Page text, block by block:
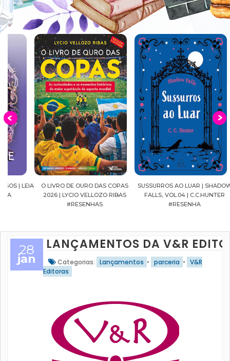
O LIVRO DE OURO DAS COPAS
2026 | LYCIO VELLOZO RIBAS
#RESENHAS
SUSSURROS AO LUAR | SHADOW
FALLS, VOL.04 | C.C.HUNTER
#RESENHA
28
jan
LANÇAMENTOS DA V&R
Categorias: Lançamentos • parceria • V&R
Editoras